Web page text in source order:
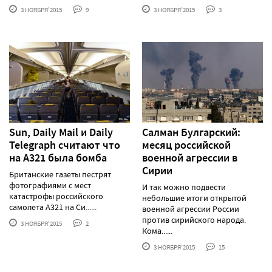
3 НОЯБРЯ'2015 9 3 НОЯБРЯ'2015 3
Sun, Daily Mail и Daily
Telegraph считают что
на А321 была бомба
Британские газеты пестрят
фотографиями с мест
катастрофы российского
самолета А321 на Си......
3 НОЯБРЯ'2015 2
Салман Булгарский:
месяц российской
военной агрессии в
Сирии
И так можно подвести
небольшие итоги открытой
военной агрессии России
против сирийского народа.
Кома......
3 НОЯБРЯ'2015 15